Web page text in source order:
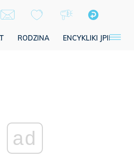
RODZINA ENCYKLIKI JPII
ad